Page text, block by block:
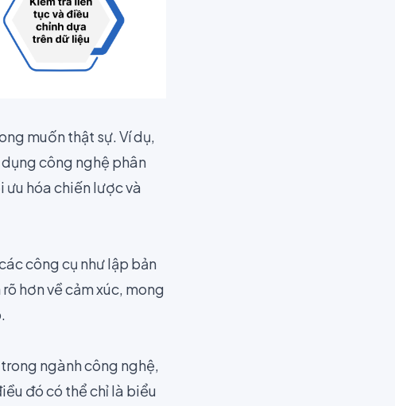
muốn thật sự. Ví dụ,
công nghệ phân
ưu hóa chiến lược và
công cụ như lập bản
hơn về cảm xúc, mong
trong ngành công nghệ,
đó có thể chỉ là biểu